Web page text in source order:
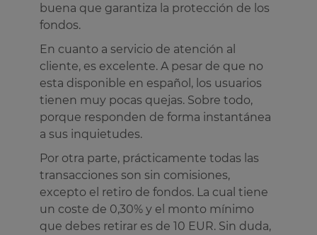
buena que garantiza la protección de los
fondos.
En cuanto a servicio de atención al
cliente, es excelente. A pesar de que no
esta disponible en español, los usuarios
tienen muy pocas quejas. Sobre todo,
porque responden de forma instantánea
a sus inquietudes.
Por otra parte, prácticamente todas las
transacciones son sin comisiones,
excepto el retiro de fondos. La cual tiene
un coste de 0,30% y el monto mínimo
que debes retirar es de 10 EUR. Sin duda,